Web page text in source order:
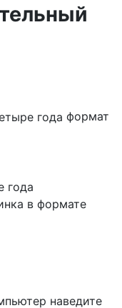
формат
в формате
наведите